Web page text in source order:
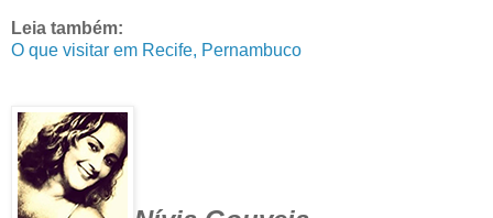
Leia também:
O que visitar em Recife, Pernambuco